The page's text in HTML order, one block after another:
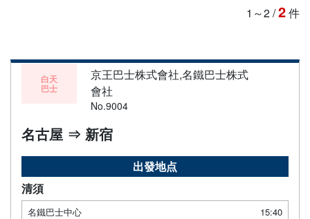
1～2/2件
白天
巴士
京王巴士株式會社,名鐵巴士株式
會社
No.9004
名古屋 ⇒ 新宿
出發地点
清須
名鐵巴士中心
15:40